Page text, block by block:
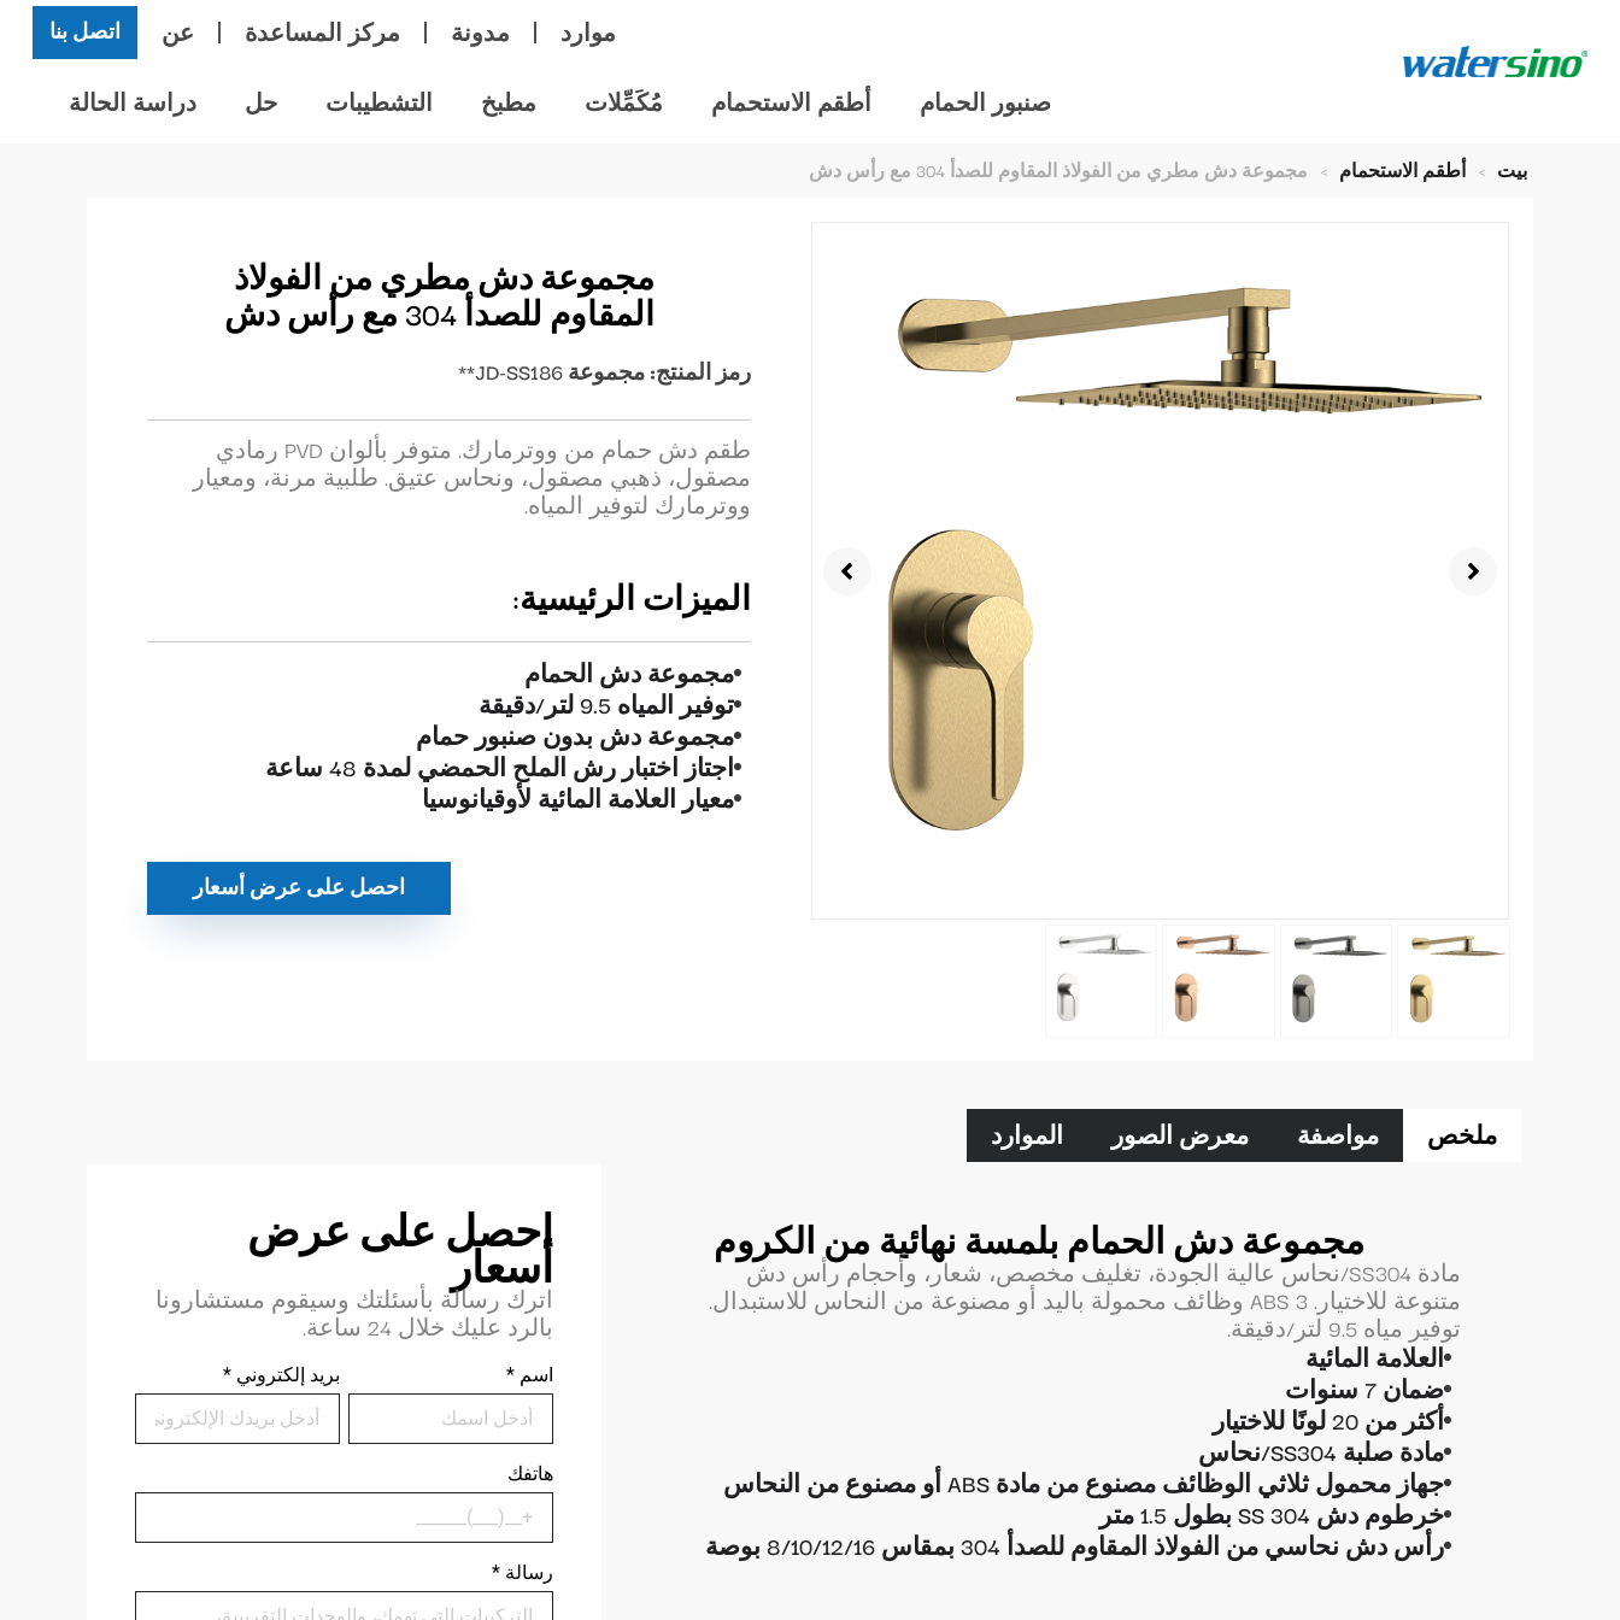
موارد مدونة مركز المساعدة عن اتصل بنا
صنبور الحمام أطقم الاستحمام مُكَمِّلات مطبخ التشطيبات حل دراسة الحالة
بيت > أطقم الاستحمام > مجموعة دش مطري من الفولاذ المقاوم للصدأ 304 مع رأس دش
مجموعة دش مطري من الفولاذ
المقاوم للصدأ 304 مع رأس دش
رمز المنتج:مجموعة JD-SS186**
طقم دش حمام من ووترمارك. متوفر بألوان PVD رمادي
مصقول، ذهبي مصقول، ونحاس عتيق. طلبية مرنة، ومعيار
ووترمارك لتوفير المياه.
الميزات الرئيسية:
مجموعة دش الحمام
توفير المياه 9.5 لتر/دقيقة
مجموعة دش بدون صنبور حمام
اجتاز اختبار رش الملح الحمضي لمدة 48 ساعة
معيار العلامة المائية لأوقيانوسيا
احصل على عرض أسعار
ملخص مواصفة معرض الصور الموارد
مجموعة دش الحمام بلمسة نهائية من الكروم
مادة SS304/نحاس عالية الجودة، تغليف مخصص، شعار، وأحجام رأس دش
متنوعة للاختيار. ABS 3 وظائف محمولة باليد أو مصنوعة من النحاس للاستبدال.
توفير مياه 9.5 لتر/دقيقة.
العلامة المائية
ضمان 7 سنوات
أكثر من 20 لونًا للاختيار
مادة صلبة SS304/نحاس
جهاز محمول ثلاثي الوظائف مصنوع من مادة ABS أو مصنوع من النحاس
خرطوم دش SS 304 بطول 1.5 متر
رأس دش نحاسي من الفولاذ المقاوم للصدأ 304 بمقاس 8/10/12/16 بوصة
احصل على عرض
أسعار
اترك رسالة بأسئلتك وسيقوم مستشارونا
بالرد عليك خلال 24 ساعة.
اسم * بريد إلكتروني *
هاتفك
رسالة *